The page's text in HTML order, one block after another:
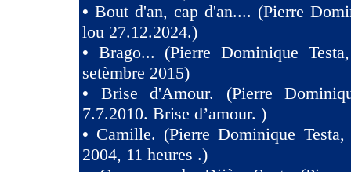
• Bout d'an, cap d'an.... (Pierre
lou 27.12.2024.)
• Brago... (Pierre Dominique
setèmbre 2015)
• Brise d'Amour. (Pierre
7.7.2010. Brise d’amour. )
• Camille. (Pierre Dominique
2004, 11 heures .)